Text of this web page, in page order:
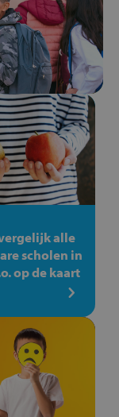
alle
scholen in
op de kaart